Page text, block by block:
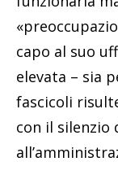
capo al suo
elevata – sia
fascicoli
con il